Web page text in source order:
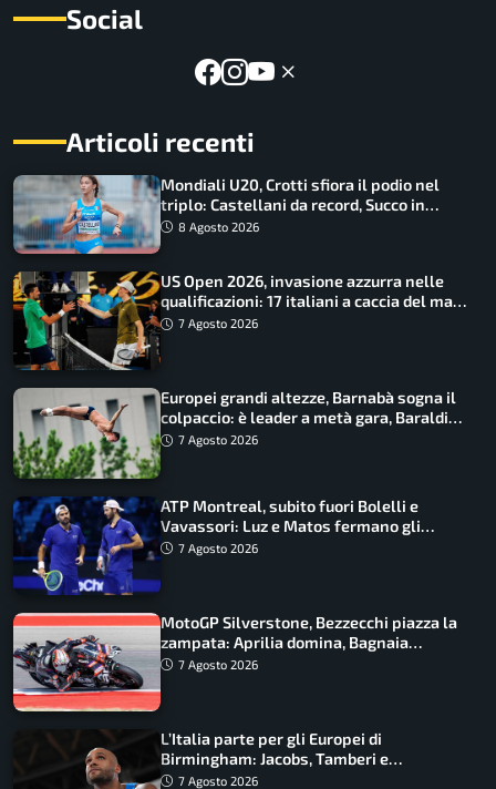
Social
Articoli recenti
Mondiali U20, Crotti sfiora il podio nel
triplo: Castellani da record, Succo in
finale
8 Agosto 2026
US Open 2026, invasione azzurra nelle
qualificazioni: 17 italiani a caccia del main
draw7 Agosto 2026
Europei grandi altezze, Barnabà sogna il
colpaccio: è leader a metà gara, Baraldi
ancora in corsa
7 Agosto 2026
ATP Montreal, subito fuori Bolelli e
Vavassori: Luz e Matos fermano gli
azzurri
7 Agosto 2026
MotoGP Silverstone, Bezzecchi piazza la
zampata: Aprilia domina, Bagnaia
costretto al Q1
7 Agosto 2026
L’Italia parte per gli Europei di
Birmingham: Jacobs, Tamberi e
Battocletti guidano una spedizione
7 Agosto 2026